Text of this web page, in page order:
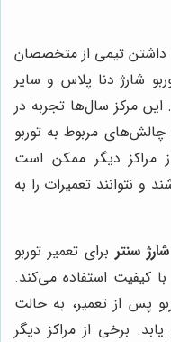
داشتن تیمی از متخصصان
شارژ دنا پلاس و سایر
مرکز سال‌ها تجربه در
چالش‌های مربوط به توربو
مراکز دیگر ممکن است
و نتوانند تعمیرات را به
سنتر برای تعمیر توربو
کیفیت استفاده می‌کند.
پس از تعمیر، به حالت
برخی از مراکز دیگر